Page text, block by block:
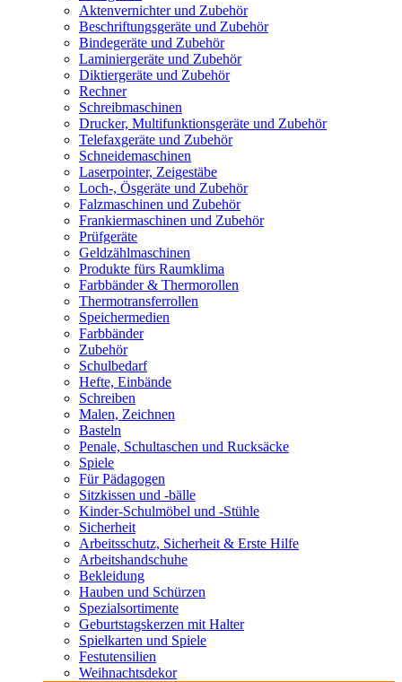
Aktenvernichter und Zubehör
Beschriftungsgeräte und Zubehör
Bindegeräte und Zubehör
Laminiergeräte und Zubehör
Diktiergeräte und Zubehör
Rechner
Schreibmaschinen
Drucker, Multifunktionsgeräte und Zubehör
Telefaxgeräte und Zubehör
Schneidemaschinen
Laserpointer, Zeigestäbe
Loch-, Ösgeräte und Zubehör
Falzmaschinen und Zubehör
Frankiermaschinen und Zubehör
Prüfgeräte
Geldzählmaschinen
Produkte fürs Raumklima
Farbbänder & Thermorollen
Thermotransferrollen
Speichermedien
Farbbänder
Zubehör
Schulbedarf
Hefte, Einbände
Schreiben
Malen, Zeichnen
Basteln
Penale, Schultaschen und Rucksäcke
Spiele
Für Pädagogen
Sitzkissen und -bälle
Kinder-Schulmöbel und -Stühle
Sicherheit
Arbeitsschutz, Sicherheit & Erste Hilfe
Arbeitshandschuhe
Bekleidung
Hauben und Schürzen
Spezialsortimente
Geburtstagskerzen mit Halter
Spielkarten und Spiele
Festutensilien
Weihnachtsdekor